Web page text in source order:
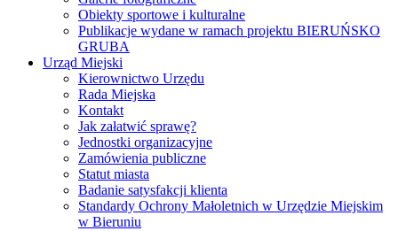
Obiekty sportowe i kulturalne
Publikacje wydane w ramach projektu BIERUŃSKO
GRUBA
Urząd Miejski
Kierownictwo Urzędu
Rada Miejska
Kontakt
Jak załatwić sprawę?
Jednostki organizacyjne
Zamówienia publiczne
Statut miasta
Badanie satysfakcji klienta
Standardy Ochrony Małoletnich w Urzędzie Miejskim
w Bieruniu